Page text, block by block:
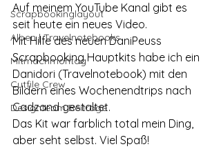
Scrapbookinglayout
Alben | Travelnotebooks
Mitmachmontag
Cutfile Crew
Designteam Beiträge
Auf meinem YouTube Kanal gibt es
seit heute ein neues Video.
Mit Hilfe des neuen DaniPeuss
Scrapbooking Hauptkits habe ich ein
Danidori (Travelnotebook) mit den
Bildern eines Wochenendtrips nach
Cadzand gestaltet.
Das Kit war farblich total mein Ding,
aber seht selbst. Viel Spaß!